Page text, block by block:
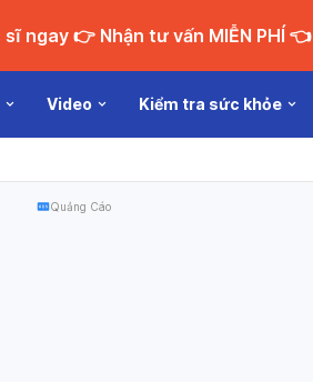
Chat với Bác sĩ ngay 👉 Nhận tư vấn MIỄN PHÍ 👈
Video Kiểm tra sức khỏe
Quảng Cáo